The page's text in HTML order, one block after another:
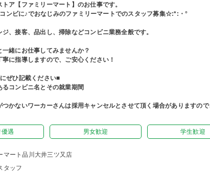
ア【ファミリーマート】のお仕事です。
ンビに♪でおなじみのファミリーマートでのスタッフ募集☆:*:・°
、接客、品出し、掃除などコンビニ業務全般です。
一緒にお仕事してみませんか？
に指導しますので、ご安心ください！
ぜひ記載ください■
るコンビニ名とその就業期間
かないワーカーさんは採用キャンセルとさせて頂く場合がありますの
遇 男女歓迎 学生歓迎
マート品川大井三ツ又店
タッフ